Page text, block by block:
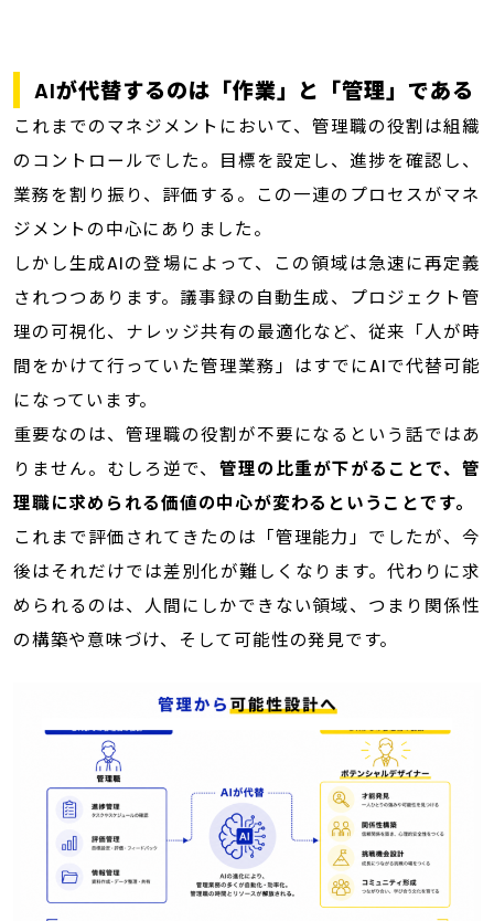
AIが代替するのは「作業」と「管理」である
これまでのマネジメントにおいて、管理職の役割は組織
のコントロールでした。目標を設定し、進捗を確認し、
業務を割り振り、評価する。この一連のプロセスがマネ
ジメントの中心にありました。
しかし生成AIの登場によって、この領域は急速に再定義
されつつあります。議事録の自動生成、プロジェクト管
理の可視化、ナレッジ共有の最適化など、従来「人が時
間をかけて行っていた管理業務」はすでにAIで代替可能
になっています。
重要なのは、管理職の役割が不要になるという話ではあ
りません。むしろ逆で、 管理の比重が下がることで、管
理職に求められる価値の中心が変わるということです。
これまで評価されてきたのは「管理能力」でしたが、今
後はそれだけでは差別化が難しくなります。代わりに求
められるのは、人間にしかできない領域、つまり関係性
の構築や意味づけ、そして可能性の発見です。